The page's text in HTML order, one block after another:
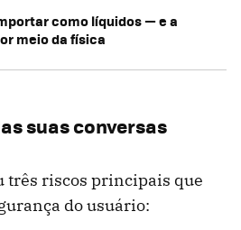
como líquidos — e a
meio da física
suas conversas
três riscos principais que
do usuário: